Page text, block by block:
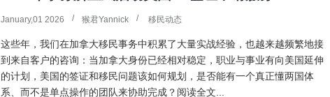
January,01 2026 猴君Yannick 移民动态
这些年，我们在加拿大移民事务中积累了大量实战经验，也越来越频繁地接
到来自客户的咨询：当加拿大身份已经相对稳定，职业与事业有向美国延伸
的计划，美国的签证和移民问题该如何规划，是否能有一个真正懂两国体
系、而不是单点操作的团队来协助完成？阅读全文...